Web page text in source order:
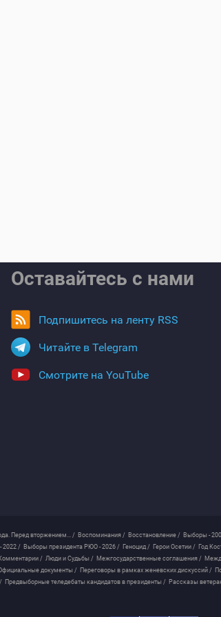
Оставайтесь с нами
Подпишитесь на ленту RSS
Читайте в Telegram
Смотрите на YouTube
Перед вторжением... / Воспоминания / Восстановление / Выборы -
2022 / Выборы президента РЮО - 2026 / Геноцид / Герои Осетии / Год
/ Люди и Судьбы / Межгосударственные соглашения /
документы / Переговоры в рамках женевских дискуссий /
Предвыборные теледебаты кандидатов в президенты / Рассказы